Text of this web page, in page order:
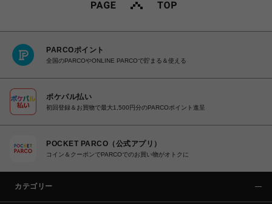
PARCOポイント
全国のPARCOやONLINE PARCOで貯まる＆使える
ポケパル払い
初回登録＆お買物で最大1,500円分のPARCOポイント進呈
POCKET PARCO（公式アプリ）
コイン＆クーポンでPARCOでのお買い物がオトクに
カテゴリー